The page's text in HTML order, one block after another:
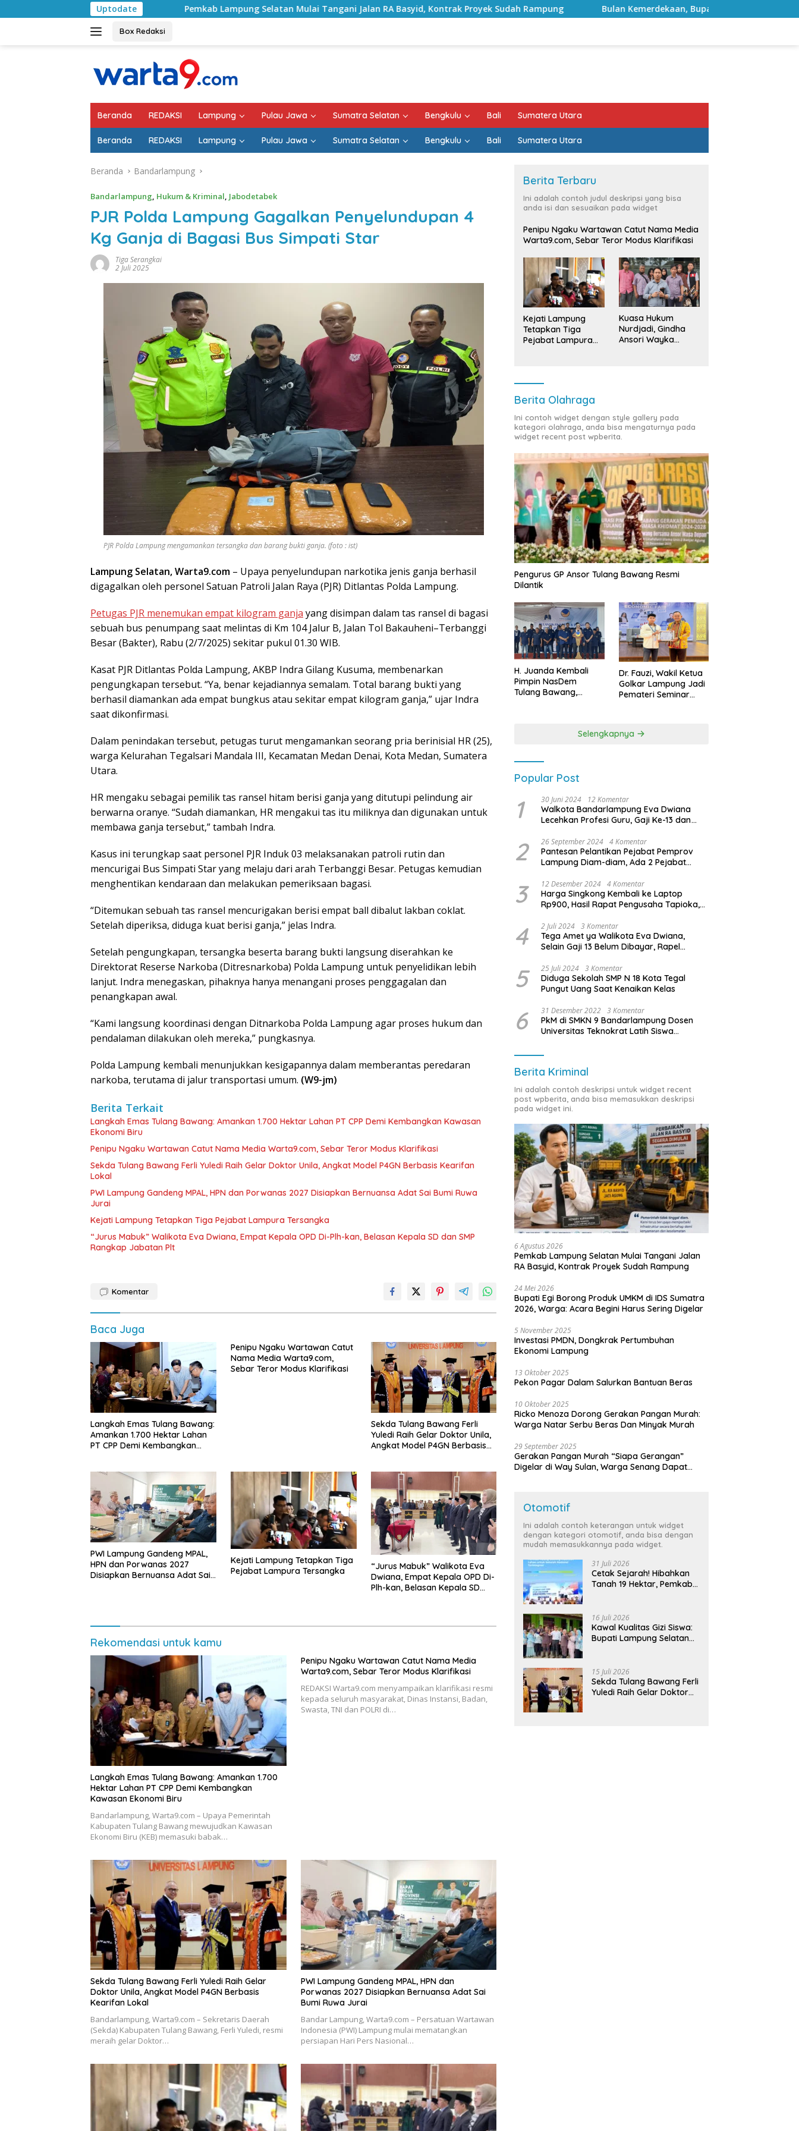
ke
Uptodate
Pemkab Lampung Selatan Mulai Tangani Jalan RA Basyid, Kontrak Proyek Sudah Rampung Bulan Kemerdekaan, Bupati Lampung Selatan Ajak ASN Perkuat
Box Redaksi
Beranda REDAKSI Lampung Pulau Jawa Sumatra Selatan Bengkulu Bali Sumatera Utara
Beranda REDAKSI Lampung Pulau Jawa Sumatra Selatan Bengkulu Bali Sumatera Utara
Beranda Bandarlampung
Bandarlampung, Hukum & Kriminal, Jabodetabek
PJR Polda Lampung Gagalkan Penyelundupan 4
Kg Ganja di Bagasi Bus Simpati Star
Tiga Serangkai
2 Juli 2025
PJR Polda Lampung mengamankan tersangka dan barang bukti ganja. (foto : ist)
Lampung Selatan, Warta9.com – Upaya penyelundupan narkotika jenis ganja berhasil
digagalkan oleh personel Satuan Patroli Jalan Raya (PJR) Ditlantas Polda Lampung.
Petugas PJR menemukan empat kilogram ganja yang disimpan dalam tas ransel di bagasi
sebuah bus penumpang saat melintas di Km 104 Jalur B, Jalan Tol Bakauheni–Terbanggi
Besar (Bakter), Rabu (2/7/2025) sekitar pukul 01.30 WIB.
Kasat PJR Ditlantas Polda Lampung, AKBP Indra Gilang Kusuma, membenarkan
pengungkapan tersebut. “Ya, benar kejadiannya semalam. Total barang bukti yang
berhasil diamankan ada empat bungkus atau sekitar empat kilogram ganja,” ujar Indra
saat dikonfirmasi.
Dalam penindakan tersebut, petugas turut mengamankan seorang pria berinisial HR (25),
warga Kelurahan Tegalsari Mandala III, Kecamatan Medan Denai, Kota Medan, Sumatera
Utara.
HR mengaku sebagai pemilik tas ransel hitam berisi ganja yang ditutupi pelindung air
berwarna oranye. “Sudah diamankan, HR mengakui tas itu miliknya dan digunakan untuk
membawa ganja tersebut,” tambah Indra.
Kasus ini terungkap saat personel PJR Induk 03 melaksanakan patroli rutin dan
mencurigai Bus Simpati Star yang melaju dari arah Terbanggi Besar. Petugas kemudian
menghentikan kendaraan dan melakukan pemeriksaan bagasi.
“Ditemukan sebuah tas ransel mencurigakan berisi empat ball dibalut lakban coklat.
Setelah diperiksa, diduga kuat berisi ganja,” jelas Indra.
Setelah pengungkapan, tersangka beserta barang bukti langsung diserahkan ke
Direktorat Reserse Narkoba (Ditresnarkoba) Polda Lampung untuk penyelidikan lebih
lanjut. Indra menegaskan, pihaknya hanya menangani proses penggagalan dan
penangkapan awal.
“Kami langsung koordinasi dengan Ditnarkoba Polda Lampung agar proses hukum dan
pendalaman dilakukan oleh mereka,” pungkasnya.
Polda Lampung kembali menunjukkan kesigapannya dalam memberantas peredaran
narkoba, terutama di jalur transportasi umum. (W9-jm)
Berita Terkait
Langkah Emas Tulang Bawang: Amankan 1.700 Hektar Lahan PT CPP Demi Kembangkan Kawasan
Ekonomi Biru
Penipu Ngaku Wartawan Catut Nama Media Warta9.com, Sebar Teror Modus Klarifikasi
Sekda Tulang Bawang Ferli Yuledi Raih Gelar Doktor Unila, Angkat Model P4GN Berbasis Kearifan
Lokal
PWI Lampung Gandeng MPAL, HPN dan Porwanas 2027 Disiapkan Bernuansa Adat Sai Bumi Ruwa
Jurai
Kejati Lampung Tetapkan Tiga Pejabat Lampura Tersangka
“Jurus Mabuk” Walikota Eva Dwiana, Empat Kepala OPD Di-Plh-kan, Belasan Kepala SD dan SMP
Rangkap Jabatan Plt
Komentar
Baca Juga
Langkah Emas Tulang Bawang:
Amankan 1.700 Hektar Lahan
PT CPP Demi Kembangkan
Penipu Ngaku Wartawan Catut
Nama Media Warta9.com,
Sebar Teror Modus Klarifikasi
Sekda Tulang Bawang Ferli
Yuledi Raih Gelar Doktor Unila,
Angkat Model P4GN Berbasis
PWI Lampung Gandeng MPAL,
HPN dan Porwanas 2027
Disiapkan Bernuansa Adat Sai
Kejati Lampung Tetapkan Tiga
Pejabat Lampura Tersangka
“Jurus Mabuk” Walikota Eva
Dwiana, Empat Kepala OPD Di-
Plh-kan, Belasan Kepala SD
Rekomendasi untuk kamu
Langkah Emas Tulang Bawang: Amankan 1.700
Hektar Lahan PT CPP Demi Kembangkan
Kawasan Ekonomi Biru
Bandarlampung, Warta9.com – Upaya Pemerintah
Kabupaten Tulang Bawang mewujudkan Kawasan
Ekonomi Biru (KEB) memasuki babak…
Penipu Ngaku Wartawan Catut Nama Media
Warta9.com, Sebar Teror Modus Klarifikasi
REDAKSI Warta9.com menyampaikan klarifikasi resmi
kepada seluruh masyarakat, Dinas Instansi, Badan,
Swasta, TNI dan POLRI di…
Sekda Tulang Bawang Ferli Yuledi Raih Gelar
Doktor Unila, Angkat Model P4GN Berbasis
Kearifan Lokal
Bandarlampung, Warta9.com – Sekretaris Daerah
(Sekda) Kabupaten Tulang Bawang, Ferli Yuledi, resmi
meraih gelar Doktor…
PWI Lampung Gandeng MPAL, HPN dan
Porwanas 2027 Disiapkan Bernuansa Adat Sai
Bumi Ruwa Jurai
Bandar Lampung, Warta9.com – Persatuan Wartawan
Indonesia (PWI) Lampung mulai mematangkan
persiapan Hari Pers Nasional…
Berita Terbaru
Ini adalah contoh judul deskripsi yang bisa
anda isi dan sesuaikan pada widget
Penipu Ngaku Wartawan Catut Nama Media
Warta9.com, Sebar Teror Modus Klarifikasi
Kejati Lampung
Tetapkan Tiga
Pejabat Lampura
Kuasa Hukum
Nurdjadi, Gindha
Ansori Wayka
Berita Olahraga
Ini contoh widget dengan style gallery pada
kategori olahraga, anda bisa mengaturnya pada
widget recent post wpberita.
Pengurus GP Ansor Tulang Bawang Resmi
Dilantik
H. Juanda Kembali
Pimpin NasDem
Tulang Bawang,
Dr. Fauzi, Wakil Ketua
Golkar Lampung Jadi
Pemateri Seminar
Kebangsaan
Selengkapnya
Popular Post
1 30 Juni 2024 12 Komentar
Walkota Bandarlampung Eva Dwiana
Lecehkan Profesi Guru, Gaji Ke-13 dan
2 26 September 2024 4 Komentar
Pantesan Pelantikan Pejabat Pemprov
Lampung Diam-diam, Ada 2 Pejabat
3 12 Desember 2024 4 Komentar
Harga Singkong Kembali ke Laptop
Rp900, Hasil Rapat Pengusaha Tapioka,
Lampung
4 2 Juli 2024 3 Komentar
Tega Amet ya Walikota Eva Dwiana,
Selain Gaji 13 Belum Dibayar, Rapel
Dibayar
5 25 Juli 2024 3 Komentar
Diduga Sekolah SMP N 18 Kota Tegal
Pungut Uang Saat Kenaikan Kelas
6 31 Desember 2022 3 Komentar
PkM di SMKN 9 Bandarlampung Dosen
Universitas Teknokrat Latih Siswa
Berita Kriminal
Ini adalah contoh deskripsi untuk widget recent
post wpberita, anda bisa memasukkan deskripsi
pada widget ini.
6 Agustus 2026
Pemkab Lampung Selatan Mulai Tangani Jalan
RA Basyid, Kontrak Proyek Sudah Rampung
24 Mei 2026
Bupati Egi Borong Produk UMKM di IDS Sumatra
2026, Warga: Acara Begini Harus Sering Digelar
5 November 2025
Investasi PMDN, Dongkrak Pertumbuhan
Ekonomi Lampung
13 Oktober 2025
Pekon Pagar Dalam Salurkan Bantuan Beras
10 Oktober 2025
Ricko Menoza Dorong Gerakan Pangan Murah:
Warga Natar Serbu Beras Dan Minyak Murah
29 September 2025
Gerakan Pangan Murah “Siapa Gerangan”
Digelar di Way Sulan, Warga Senang Dapat
Otomotif
Ini adalah contoh keterangan untuk widget
dengan kategori otomotif, anda bisa dengan
mudah memasukkannya pada widget.
31 Juli 2026
Cetak Sejarah! Hibahkan
Tanah 19 Hektar, Pemkab
Terintegrasi Pertama di
Lampung
16 Juli 2026
Kawal Kualitas Gizi Siswa:
Bupati Lampung Selatan
Bergizi Gratis di Natar
15 Juli 2026
Sekda Tulang Bawang Ferli
Yuledi Raih Gelar Doktor